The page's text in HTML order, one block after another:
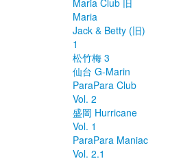
Maria Club 旧
Maria
Jack & Betty (旧)
1
松竹梅 3
仙台 G-Marin
ParaPara Club
Vol. 2
盛岡 Hurricane
Vol. 1
ParaPara Maniac
Vol. 2.1